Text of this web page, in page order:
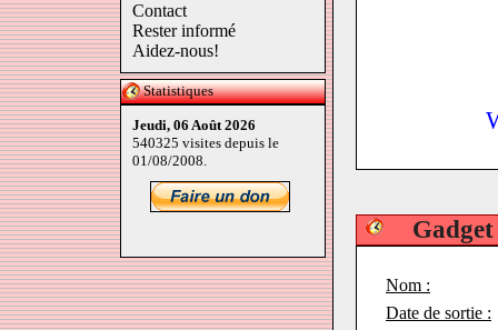
Contact
Rester informé
Aidez-nous!
Statistiques
Jeudi, 06 Août 2026
540325 visites depuis le
01/08/2008.
Nom :
Date de sortie :